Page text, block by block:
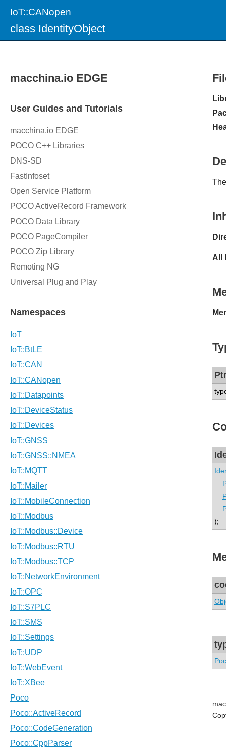
IoT::CANopen
class IdentityObject
All
);